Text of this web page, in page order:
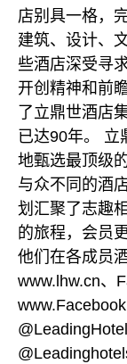
店别具一格，
建筑、设计、
些酒店深受寻
开创精神和前
了立鼎世酒店
已达90年。 立
地甄选最顶级
与众不同的酒
划汇聚了志趣
的旅程，会员
他们在各成员
www.lhw.cn、